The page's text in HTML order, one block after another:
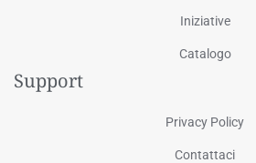
Iniziative
Catalogo
Support
Privacy Policy
Contattaci